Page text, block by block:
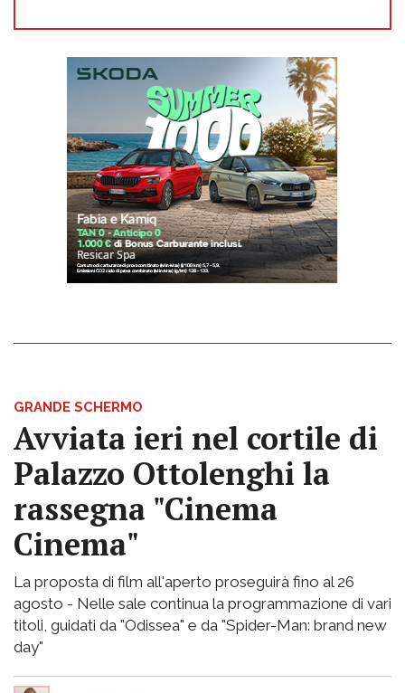
GRANDE SCHERMO
Avviata ieri nel cortile di
Palazzo Ottolenghi la
rassegna "Cinema
Cinema"
La proposta di film all'aperto proseguirà fino al 26
agosto - Nelle sale continua la programmazione di vari
titoli, guidati da "Odissea" e da "Spider-Man: brand new
day"